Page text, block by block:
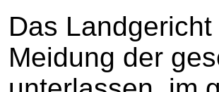
Das
Meidung der